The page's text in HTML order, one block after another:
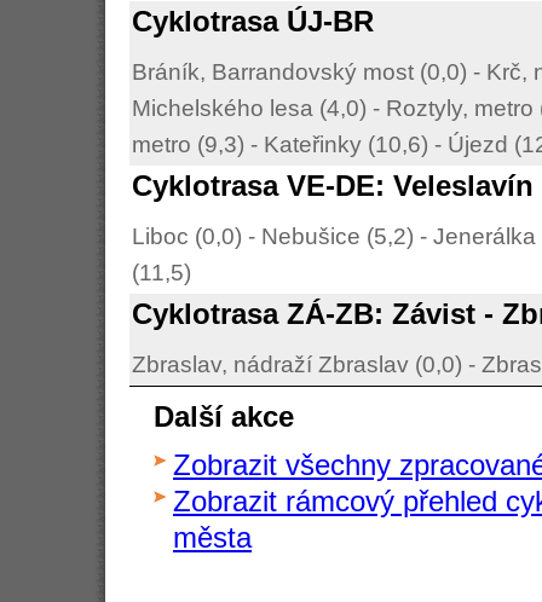
Cyklotrasa ÚJ-BR
Bráník, Barrandovský most (0,0) - Krč,
Michelského lesa (4,0) - Roztyly,
metro (9,3) - Kateřinky (10,6) - Újezd
Cyklotrasa VE-DE:
Liboc (0,0) - Nebušice (5,2) -
(11,5)
Cyklotrasa ZÁ-ZB: Závist -
Zbraslav, nádraží Zbraslav (0,0) -
Další akce
Zobrazit všechny
Zobrazit rámcový přehled
města